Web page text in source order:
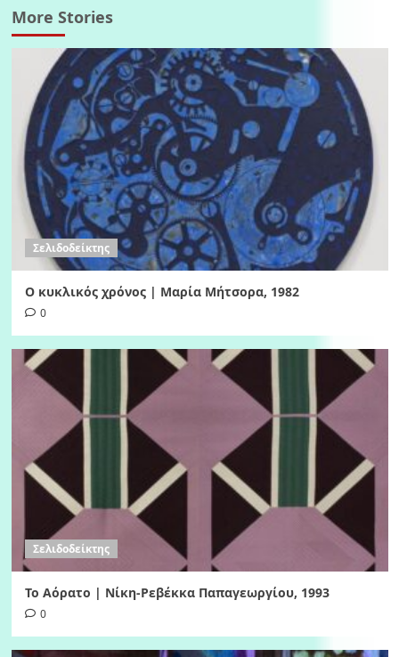
More Stories
Σελιδοδείκτης
Ο κυκλικός χρόνος | Μαρία Μήτσορα, 1982
0
Σελιδοδείκτης
Το Αόρατο | Νίκη-Ρεβέκκα Παπαγεωργίου, 1993
0